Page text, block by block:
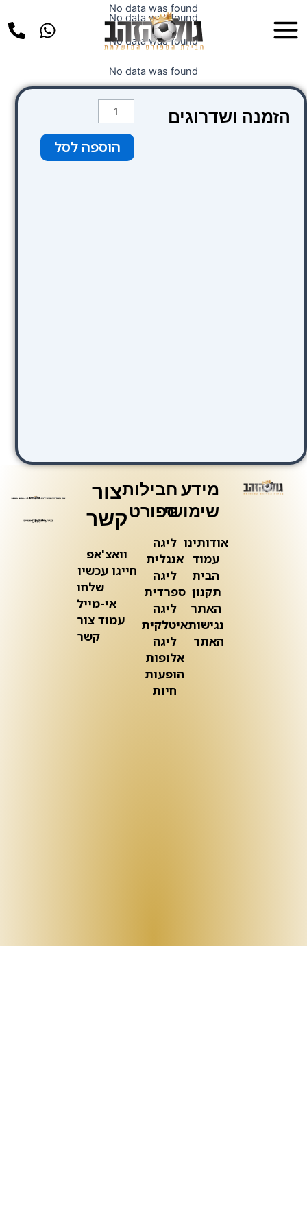
לתוכן
Menu
No data was found
No data was found
No data was found
No data was found
הזמנה ושדרוגים
כמות
של
Hotel
Los
הוספה לסל
מידע
שימושי
אודותינו
עמוד
הבית
תקנון
האתר
נגישות
האתר
חבילות
ספורט
ליגה
אנגלית
ליגה
ספרדית
ליגה
איטלקית
ליגה
אלופות
הופעות
חיות
צור
קשר
וואצ'אפ
חייגו עכשיו
שלחו
אי-מייל
עמוד צור
קשר